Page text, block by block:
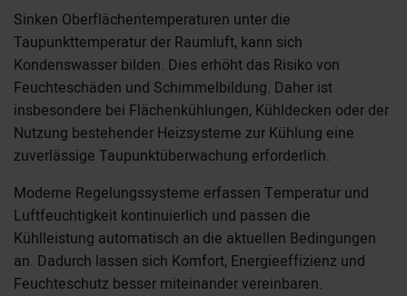
Sinken Oberflächentemperaturen unter die
Taupunkttemperatur der Raumluft, kann sich
Kondenswasser bilden. Dies erhöht das Risiko von
Feuchteschäden und Schimmelbildung. Daher ist
insbesondere bei Flächenkühlungen, Kühldecken oder der
Nutzung bestehender Heizsysteme zur Kühlung eine
zuverlässige Taupunktüberwachung erforderlich.
Moderne Regelungssysteme erfassen Temperatur und
Luftfeuchtigkeit kontinuierlich und passen die
Kühlleistung automatisch an die aktuellen Bedingungen
an. Dadurch lassen sich Komfort, Energieeffizienz und
Feuchteschutz besser miteinander vereinbaren.